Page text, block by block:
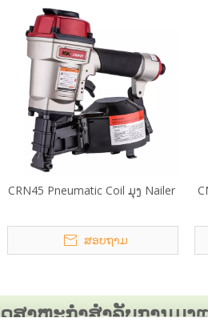
CRN45 Pneumatic Coil ມຸງ Nailer
ສອບຖາມ
ດສາຫະກໍາສໍາລັບການມຸງ